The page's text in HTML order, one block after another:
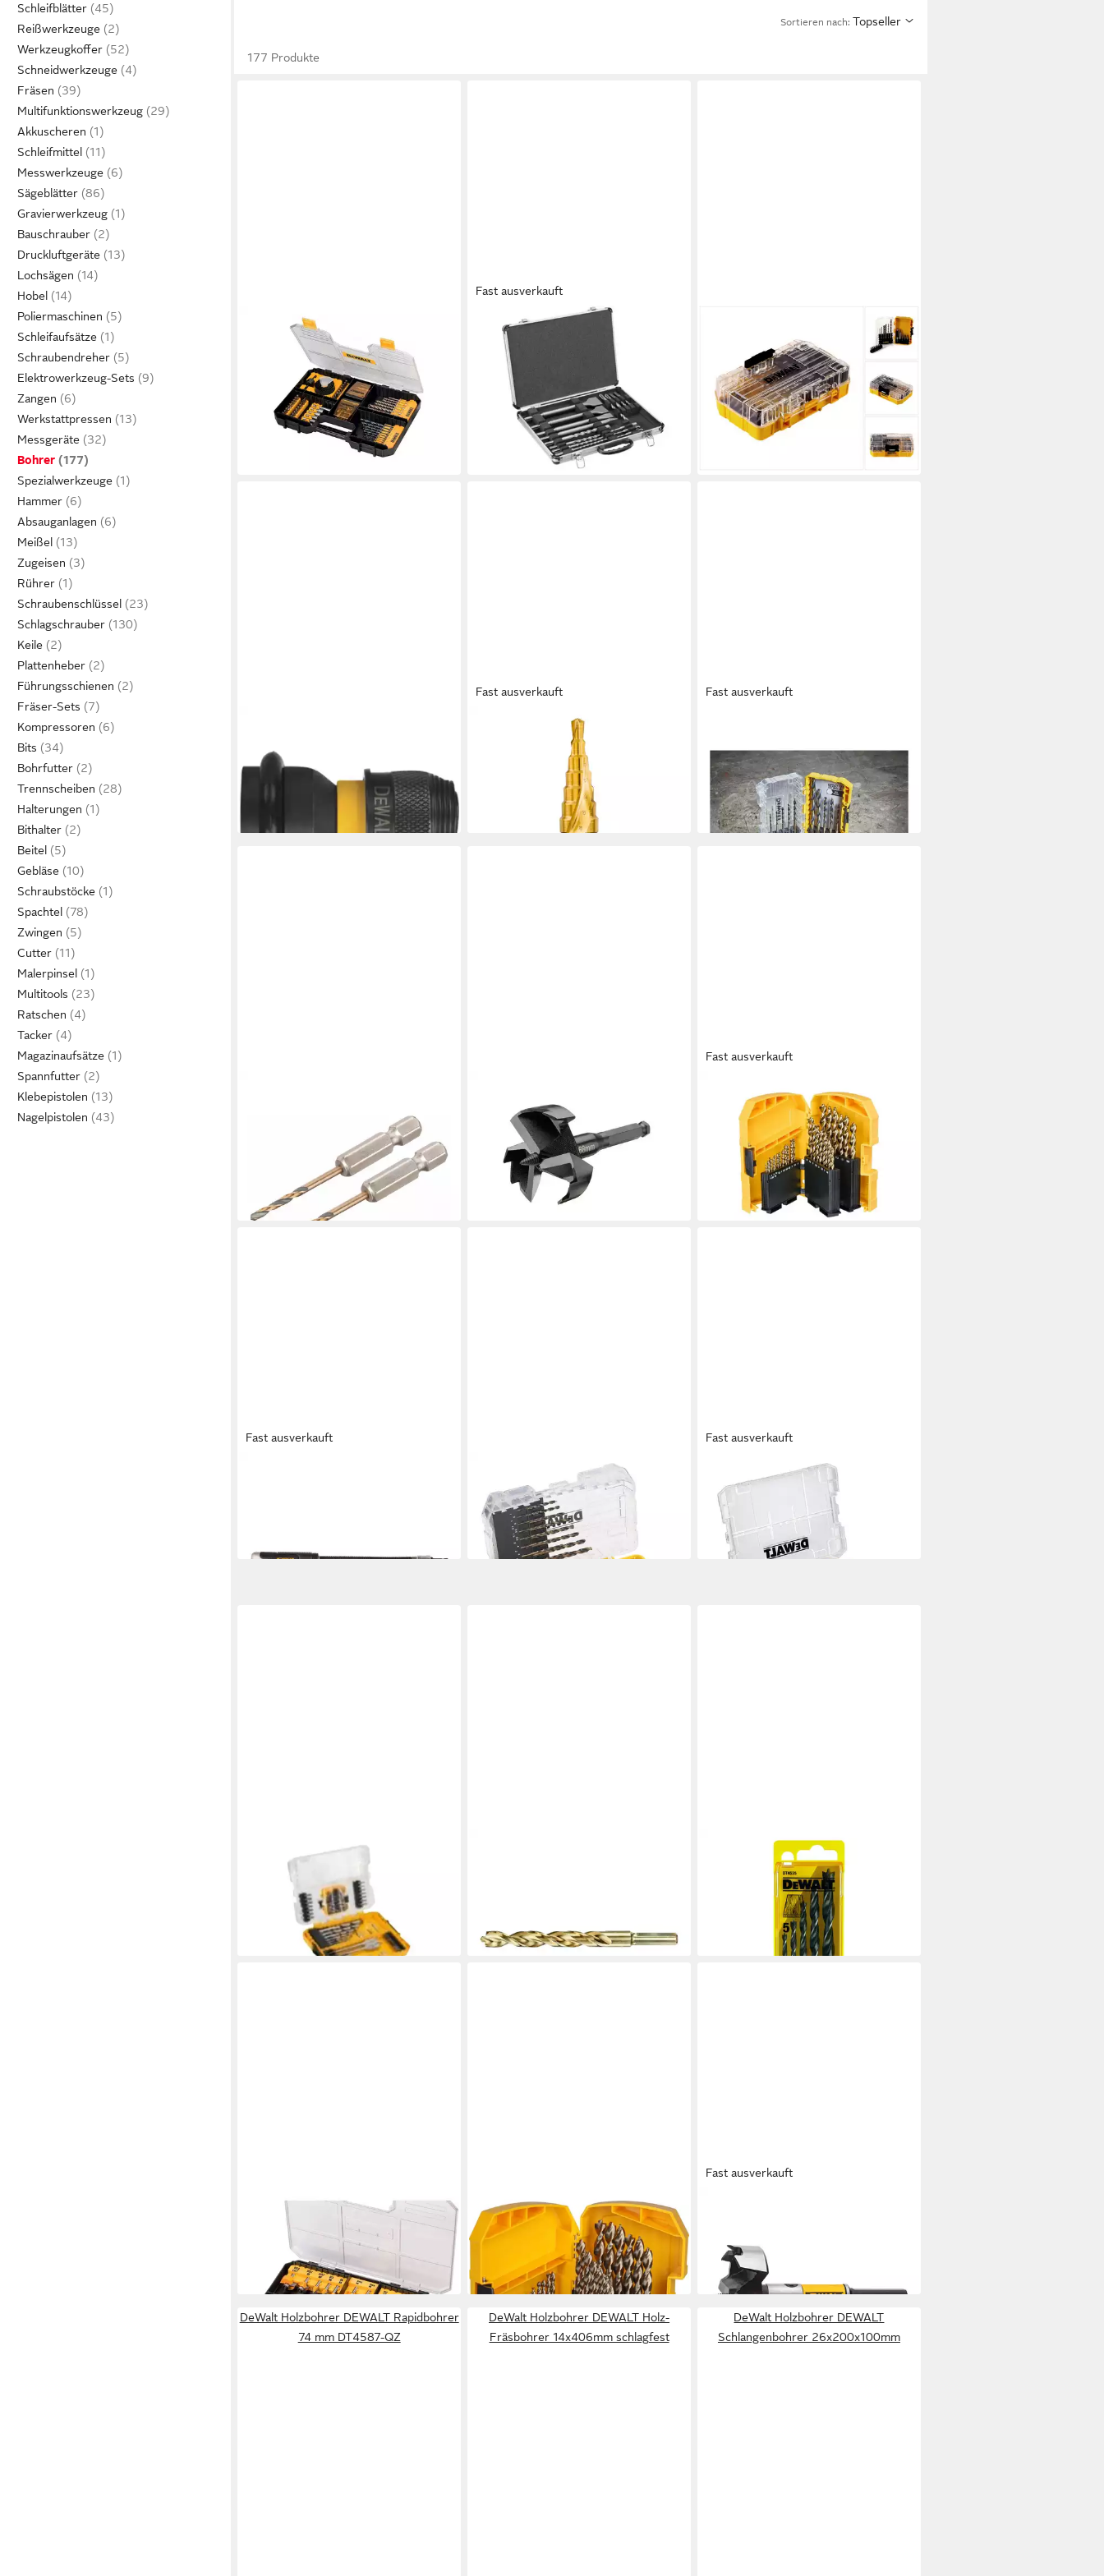
Schleifblätter
Reißwerkzeuge
Werkzeugkoffer
Schneidwerkzeuge
Fräsen
Multifunktionswerkzeug
Akkuscheren
Schleifmittel
Messwerkzeuge
Sägeblätter
Gravierwerkzeug
Bauschrauber
Druckluftgeräte
Lochsägen
Hobel
Poliermaschinen
Schleifaufsätze
Schraubendreher
Elektrowerkzeug-Sets
Zangen
Werkstattpressen
Messgeräte
Bohrer
Spezialwerkzeuge
Hammer
Absauganlagen
Meißel
Zugeisen
Rührer
Schraubenschlüssel
Schlagschrauber
Keile
Plattenheber
Führungsschienen
Fräser-Sets
Kompressoren
Bits
Bohrfutter
Trennscheiben
Halterungen
Bithalter
Beitel
Gebläse
Schraubstöcke
Spachtel
Zwingen
Cutter
Malerpinsel
Multitools
Ratschen
Tacker
Magazinaufsätze
Spannfutter
Klebepistolen
Nagelpistolen
Sortieren nach: Topseller
177 Produkte
DEWALT
Bohrer- und Bit-Set Universal-Set
100-tlg. TSTAK kompatibel, (Set),
Stein- und Metallbohrer, Lochsägen,
Steckschlüssel u. Schraubendreher
ab 49,99 € UVP70,69 €
lieferbar - in 2-3 Werktagen bei dir
Fast ausverkauft
DEWALT
Bohrer- und Meißelsatz Set 15-tlg.
SDS-plus, (Set), Ø 5, 5.5, 6, 7, 8, 10,
(110mm) / Ø 6, 8, 10 (160mm) / Ø
14mm x 210mm
54,99 € UVP86,39 €
lieferbar - in 2-3 Werktagen bei dir
Bohrersatz DT 70712 Bit und
Steinbohrer Set 19-tlg. 1/4" Extreme
in Toughcase
18,30 €
lieferbar - in 2-3 Werktagen bei dir
DT7508, 1/2" 4-kant auf 1/4"
lieferbar - in 3-4 Werktagen bei dir
Fast ausverkauft
Universalbohrer DEWALT
Stufenbohrer HSS-G 6-18 mm
lieferbar - in 3-4 Werktagen bei dir
Fast ausverkauft
Set HSS-G 10-tlg. Sechsk.
39,98 €
lieferbar - in 3-4 Werktagen bei dir
HSS-G, 2x2,5mm, Sechskant 2 Stk
lieferbar - in 3-4 Werktagen bei dir
Spiralbohrer 68mm, für den Einsatz
in Bohrmaschinen (Akku & Kabel)
ab 32,94 €
lieferbar - in 2-3 Werktagen bei dir
Fast ausverkauft
Metallbohrer Indexkassette HSS-G,
(Set), 23-teilig, inkl.
Aufbewahrungsbox
ab 74,99 € UVP118,88 €
lieferbar - in 2-3 Werktagen bei dir
Fast ausverkauft
Metallbohrer DEWALT Metallbohrer-
Set 23-tlg. HSS-G
35,73 €
lieferbar - in 3-4 Werktagen bei dir
Fast ausverkauft
Holzbohrer DEWALT EXTREME
IMPACT® Holz-Fräsbohrer-Set 9-tlg.
44,03 €
lieferbar - in 3-4 Werktagen bei dir
Bohrer- und Bit-Set DT70757-QZ,
(55-tlg), 55 Stück
lieferbar - in 2-3 Werktagen bei dir
lieferbar - in 3-4 Werktagen bei dir
Holzbohrer Set CV-Holzb. 4-10 (5-
tlg) DT4535-QZ
lieferbar in 5 Wochen
DEWALT
Fräse DEWALT Fräser-Set DT90017,
22-teilig, (8mm Schaft)
168,93 €
lieferbar - in 2-3 Werktagen bei dir
DEWALT
Bohrer- und Bitset HSS-CO
Metallbohrer-Satz DT4957, 29-teilig
lieferbar - in 3-4 Werktagen bei dir
Fast ausverkauft
92mm
ab 48,94 €
lieferbar - in 2-3 Werktagen bei dir
DeWalt Holzbohrer DEWALT Rapidbohrer
74 mm DT4587-QZ
DeWalt Holzbohrer DEWALT Holz-
Fräsbohrer 14x406mm schlagfest
DeWalt Holzbohrer DEWALT
Schlangenbohrer 26x200x100mm